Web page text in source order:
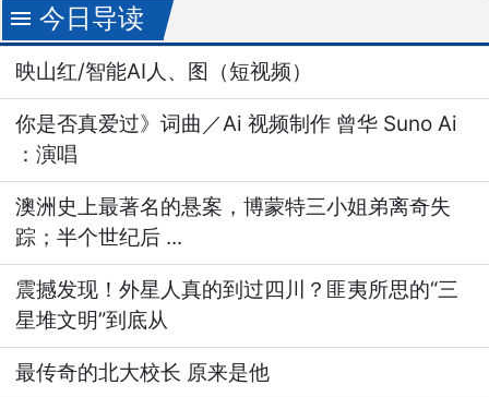
menu 今日导读
映山红/智能AI人、图（短视频）
你是否真爱过》词曲／Ai 视频制作 曾华 Suno Ai
：演唱
澳洲史上最著名的悬案，博蒙特三小姐弟离奇失
踪；半个世纪后 ...
震撼发现！外星人真的到过四川？匪夷所思的“三
星堆文明”到底从
最传奇的北大校长 原来是他